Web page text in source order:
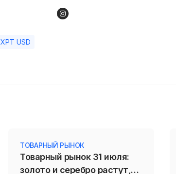
XPT USD
ТОВАРНЫЙ РЫНОК
Товарный рынок 31 июля:
золото и серебро растут,